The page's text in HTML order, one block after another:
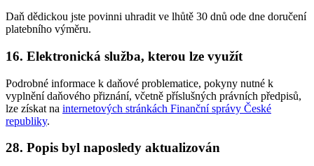
Daň dědickou jste povinni uhradit ve lhůtě 30 dnů ode dne doručení
platebního výměru.
16. Elektronická služba, kterou lze využít
Podrobné informace k daňové problematice, pokyny nutné k
vyplnění daňového přiznání, včetně příslušných právních předpisů,
lze získat na internetových stránkách Finanční správy České
republiky.
28. Popis byl naposledy aktualizován